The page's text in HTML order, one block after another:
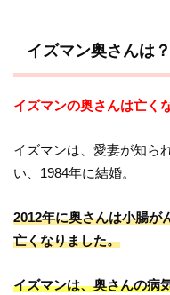
イズマン奥さんは？
イズマンの奥さんは亡く
イズマンは、愛妻が知ら
い、1984年に結婚。
2012年に奥さんは小腸が
亡くなりました。
イズマンは、奥さんの病